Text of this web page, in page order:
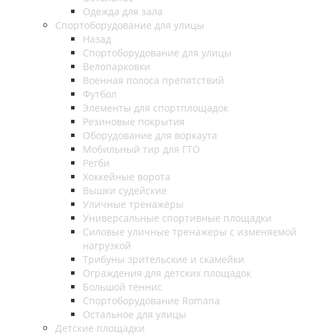
Одежда для зала
Спортоборудование для улицы
Назад
Спортоборудование для улицы
Велопарковки
Военная полоса препятствий
Футбол
Элементы для спортплощадок
Резиновые покрытия
Оборудование для воркаута
Мобильный тир для ГТО
Регби
Хоккейные ворота
Вышки судейские
Уличные тренажёры
Универсальные спортивные площадки
Силовые уличные тренажеры с изменяемой
нагрузкой
Трибуны зрительские и скамейки
Ограждения для детских площадок
Большой теннис
Спортоборудование Romana
Остальное для улицы
Детские площадки